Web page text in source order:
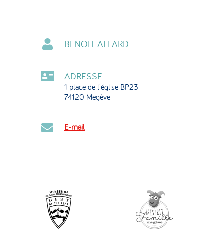
BENOIT ALLARD
ADRESSE
1 place de l'église BP23
74120 Megève
E-mail